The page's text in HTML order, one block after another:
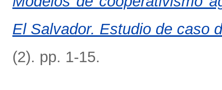
El Salvador. Estudio de caso
(2). pp. 1-15.